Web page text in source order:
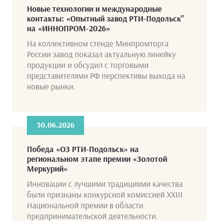
Новые технологии и международные
контакты: «Опытный завод РТИ-Подольск"
на «ИННОПРОМ-2026»
На коллективном стенде Минпромторга
России завод показал актуальную линейку
продукции и обсудил с торговыми
представителями РФ перспективы выхода на
новые рынки.
30.06.2026
Победа «ОЗ РТИ-Подольск» на
региональном этапе премии «Золотой
Меркурий»
Инновации с лучшими традициями качества
были признаны конкурсной комиссией XXIII
Национальной премии в области
предпринимательской деятельности.